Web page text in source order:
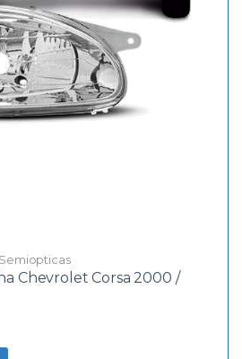
Semiopticas
Chevrolet Corsa 2000 /